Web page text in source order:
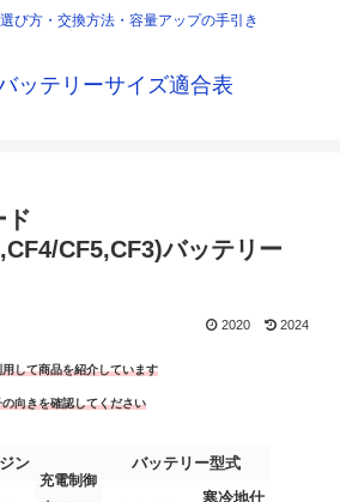
び方・交換方法・容量アップの手引き
ッテリーサイズ適合表
ド
CF5,CF3)バッテリー
2020 2024
して商品を紹介しています
向きを確認してください
ン
充電制御
バッテリー型式
寒冷地仕